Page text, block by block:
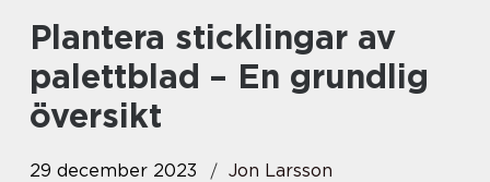
Plantera sticklingar av
palettblad – En grundlig
översikt
29 december 2023
Jon Larsson